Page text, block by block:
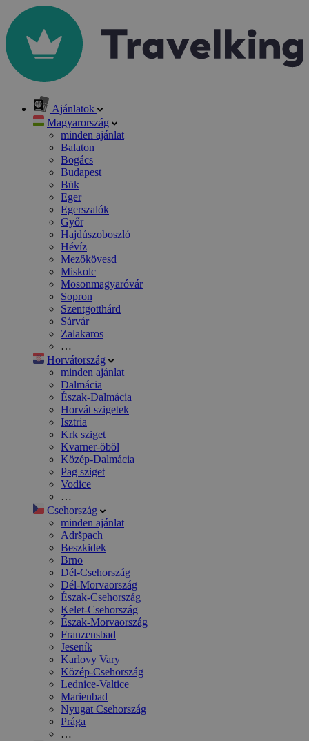
Ajánlatok
Magyarország
minden ajánlat
Balaton
Bogács
Budapest
Bük
Eger
Egerszalók
Győr
Hajdúszoboszló
Hévíz
Mezőkövesd
Miskolc
Mosonmagyaróvár
Sopron
Szentgotthárd
Sárvár
Zalakaros
…
Horvátország
minden ajánlat
Dalmácia
Észak-Dalmácia
Horvát szigetek
Isztria
Krk sziget
Kvarner-öböl
Közép-Dalmácia
Pag sziget
Vodice
…
Csehország
minden ajánlat
Adršpach
Beszkidek
Brno
Dél-Csehország
Dél-Morvaország
Észak-Csehország
Kelet-Csehország
Észak-Morvaország
Franzensbad
Jeseník
Karlovy Vary
Közép-Csehország
Lednice-Valtice
Marienbad
Nyugat Csehország
Prága
…